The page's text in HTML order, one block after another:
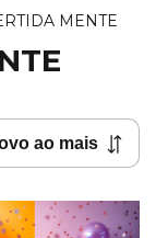
MENTE